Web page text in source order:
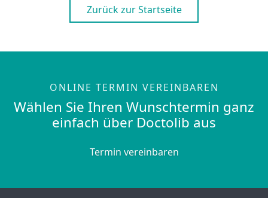
Zurück zur Startseite
ONLINE TERMIN VEREINBAREN
Wählen Sie Ihren Wunschtermin ganz
einfach über Doctolib aus
Termin vereinbaren